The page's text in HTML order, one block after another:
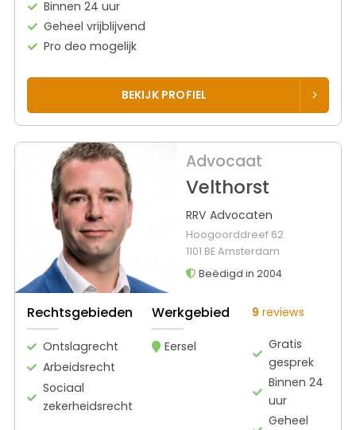
Binnen 24 uur
Geheel vrijblijvend
Pro deo mogelijk
BEKIJK PROFIEL
Advocaat
Velthorst
RRV Advocaten
Hoogoorddreef 62
1101 BE Amsterdam
Beëdigd in 2004
Rechtsgebieden
Ontslagrecht
Arbeidsrecht
Sociaal
zekerheidsrecht
Werkgebied
Eersel
9 reviews
Gratis
gesprek
Binnen 24
uur
Geheel